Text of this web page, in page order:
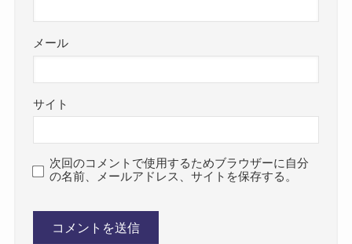
メール
サイト
次回のコメントで使用するためブラウザーに自分
の名前、メールアドレス、サイトを保存する。